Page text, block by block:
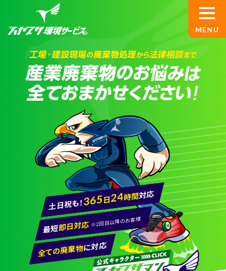
サービス案内
産業廃棄物処理
設備解体
基板買取
産廃コンサルティング
ハヤブサ環境サービスについて
対応事例
新着情報
土日祝も！365日24時間対応
最短即日対応 ※2回目以降のお客様
全ての廃棄物に対応